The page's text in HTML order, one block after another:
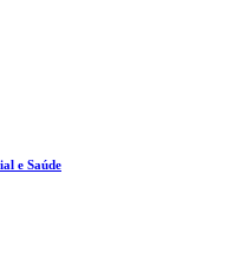
e Saúde